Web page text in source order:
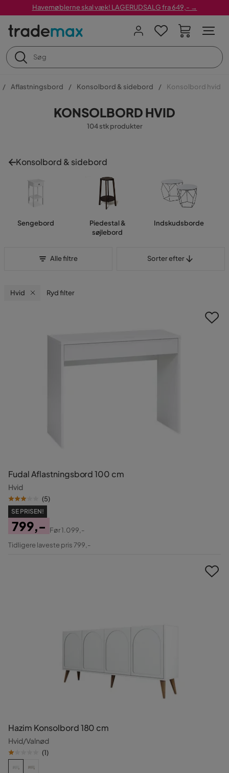
Havemøblerne skal væk! LAGERUDSALG fra 649,- →
Aflastningsbord Konsolbord & sidebord Konsolbord hvid
KONSOLBORD HVID
104 stk produkter
Konsolbord & sidebord
Sengebord
Piedestal &
søjlebord
Indskudsborde
Alle filtre Sorter efter
Hvid Ryd filter
Fudal Aflastningsbord 100 cm
Hvid
(5)
SE PRISEN!
Pris
799,-
Original
Før1.099,-
Tidligere laveste pris 799,-
Hazim Konsolbord 180 cm
Hvid/Valnød
(1)